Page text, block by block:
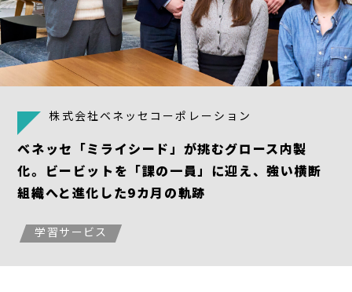
株式会社ベネッセコーポレーション
ベネッセ「ミライシード」が挑むグロース内製
化。ビービットを「課の一員」に迎え、強い横断
組織へと進化した9カ月の軌跡
学習サービス